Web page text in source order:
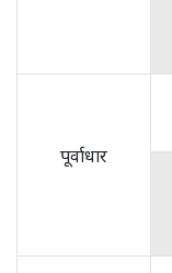
पूर्वाधार